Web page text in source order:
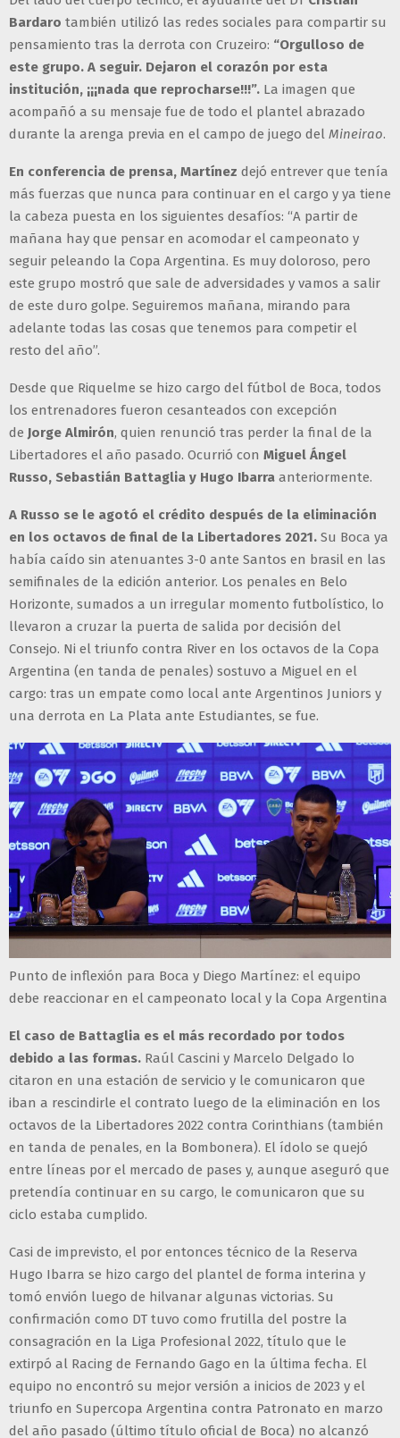
Bardaro también utilizó las redes sociales para compartir su
pensamiento tras la derrota con Cruzeiro: “Orgulloso de
este grupo. A seguir. Dejaron el corazón por esta
institución, ¡¡¡nada que reprocharse!!!”. La imagen que
acompañó a su mensaje fue de todo el plantel abrazado
durante la arenga previa en el campo de juego del Mineirao.
En conferencia de prensa, Martínez dejó entrever que tenía
más fuerzas que nunca para continuar en el cargo y ya tiene
la cabeza puesta en los siguientes desafíos: “A partir de
mañana hay que pensar en acomodar el campeonato y
seguir peleando la Copa Argentina. Es muy doloroso, pero
este grupo mostró que sale de adversidades y vamos a salir
de este duro golpe. Seguiremos mañana, mirando para
adelante todas las cosas que tenemos para competir el
resto del año”.
Desde que Riquelme se hizo cargo del fútbol de Boca, todos
los entrenadores fueron cesanteados con excepción
de Jorge Almirón, quien renunció tras perder la final de la
Libertadores el año pasado. Ocurrió con Miguel Ángel
Russo, Sebastián Battaglia y Hugo Ibarra anteriormente.
A Russo se le agotó el crédito después de la eliminación
en los octavos de final de la Libertadores 2021. Su Boca ya
había caído sin atenuantes 3-0 ante Santos en brasil en las
semifinales de la edición anterior. Los penales en Belo
Horizonte, sumados a un irregular momento futbolístico, lo
llevaron a cruzar la puerta de salida por decisión del
Consejo. Ni el triunfo contra River en los octavos de la Copa
Argentina (en tanda de penales) sostuvo a Miguel en el
cargo: tras un empate como local ante Argentinos Juniors y
una derrota en La Plata ante Estudiantes, se fue.
Punto de inflexión para Boca y Diego Martínez: el equipo
debe reaccionar en el campeonato local y la Copa Argentina
El caso de Battaglia es el más recordado por todos
debido a las formas. Raúl Cascini y Marcelo Delgado lo
citaron en una estación de servicio y le comunicaron que
iban a rescindirle el contrato luego de la eliminación en los
octavos de la Libertadores 2022 contra Corinthians (también
en tanda de penales, en la Bombonera). El ídolo se quejó
entre líneas por el mercado de pases y, aunque aseguró que
pretendía continuar en su cargo, le comunicaron que su
ciclo estaba cumplido.
Casi de imprevisto, el por entonces técnico de la Reserva
Hugo Ibarra se hizo cargo del plantel de forma interina y
tomó envión luego de hilvanar algunas victorias. Su
confirmación como DT tuvo como frutilla del postre la
consagración en la Liga Profesional 2022, título que le
extirpó al Racing de Fernando Gago en la última fecha. El
equipo no encontró su mejor versión a inicios de 2023 y el
triunfo en Supercopa Argentina contra Patronato en marzo
del año pasado (último título oficial de Boca) no alcanzó